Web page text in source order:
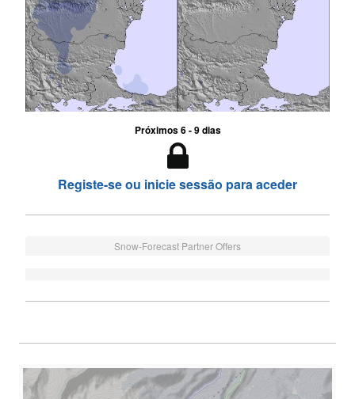
Próximos 6 - 9 dias
Registe-se ou inicie sessão para aceder
Snow-Forecast Partner Offers